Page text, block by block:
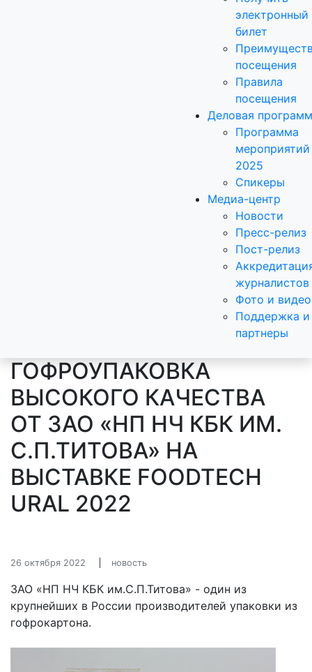
электронный
билет
посещения
Правила
посещения
Деловая
Программа
мероприятий
2025
Спикеры
Медиа-центр
Новости
Пресс-релиз
Пост-релиз
журналистов
Фото и видео
Поддержка и
партнеры
ГОФРОУПАКОВКА
ВЫСОКОГО КАЧЕСТВА
ОТ ЗАО «НП НЧ КБК ИМ.
С.П.ТИТОВА» НА
ВЫСТАВКЕ FOODTECH
URAL 2022
26 октября 2022 новость
ЗАО «НП НЧ КБК им.С.П.Титова» - один из
крупнейших в России производителей упаковки из
гофрокартона.